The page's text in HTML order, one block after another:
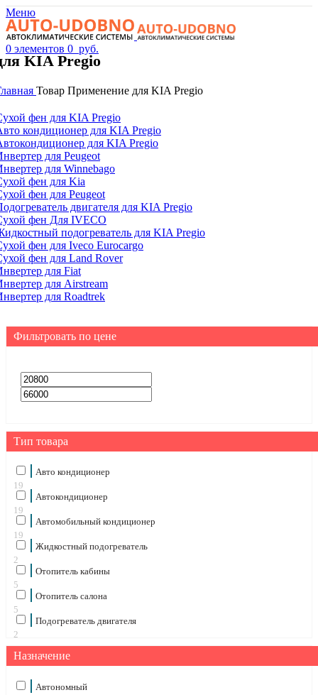
Меню
0 элементов 0 руб.
KIA Pregio
Товар Применение для KIA Pregio
фен для KIA Pregio
кондиционер для KIA Pregio
для KIA Pregio
для Peugeot
для Winnebago
фен для Kia
фен для Peugeot
двигателя для KIA Pregio
фен Для IVECO
подогреватель для KIA Pregio
фен для Iveco Eurocargo
фен для Land Rover
для Fiat
для Airstream
для Roadtrek
Фильтровать по цене
Тип товара
Авто кондиционер
19
Автокондиционер
19
Автомобильный кондиционер
19
Жидкостный подогреватель
2
Отопитель кабины
5
Отопитель салона
5
Подогреватель двигателя
2
Сухой фен
5
Назначение
Автономный